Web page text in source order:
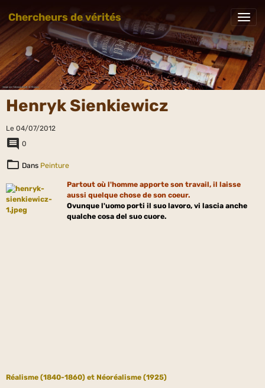
Chercheurs de vérités
Henryk Sienkiewicz
Le 04/07/2012
0
Dans Peinture
Partout où l'homme apporte son travail, il laisse
aussi quelque chose de son coeur.
Ovunque l'uomo porti il suo lavoro, vi lascia anche
qualche cosa del suo cuore.
Réalisme (1840-1860) et Néoréalisme (1925)